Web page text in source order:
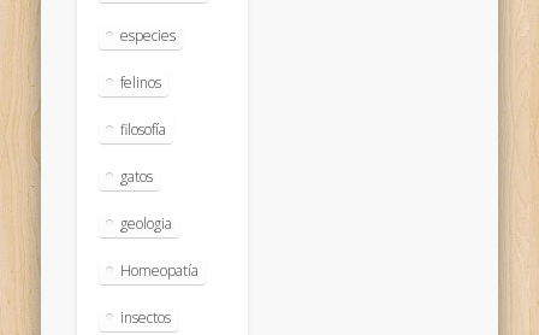
especies
felinos
filosofía
gatos
geologia
Homeopatía
insectos